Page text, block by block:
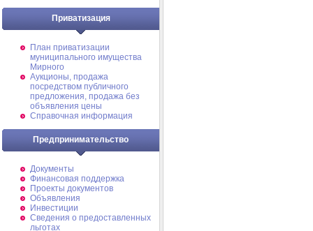
Приватизация
План приватизации
муниципального имущества
Мирного
Аукционы, продажа
посредством публичного
предложения, продажа без
объявления цены
Справочная информация
Предпринимательство
Документы
Финансовая поддержка
Проекты документов
Объявления
Инвестиции
Сведения о предоставленных
льготах